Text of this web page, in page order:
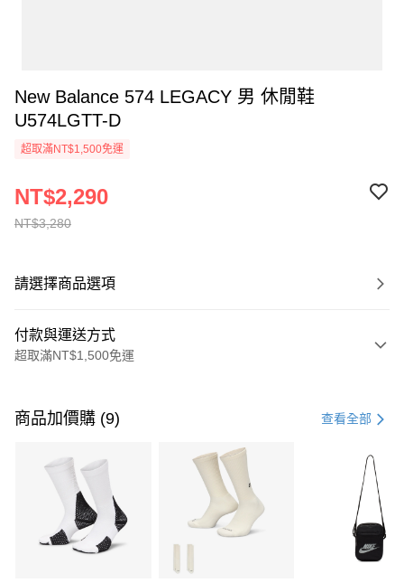
New Balance 574 LEGACY 男 休閒鞋
U574LGTT-D
超取滿NT$1,500免運
NT$3,280
NT$2,290
請選擇商品選項
付款與運送方式
超取滿NT$1,500免運
信用卡一次付款
3 期 0 利率 每期 21家銀行
合作金庫商業銀行
第一商業銀行
華南商業銀行
彰化商業銀行
上海商業儲蓄銀行
Apple Pay
商品加價購 (9) 查看全部